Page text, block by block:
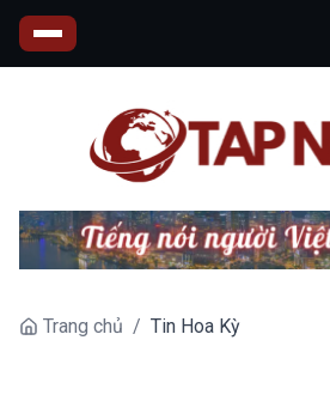
Trang chủ / Tin Hoa Kỳ